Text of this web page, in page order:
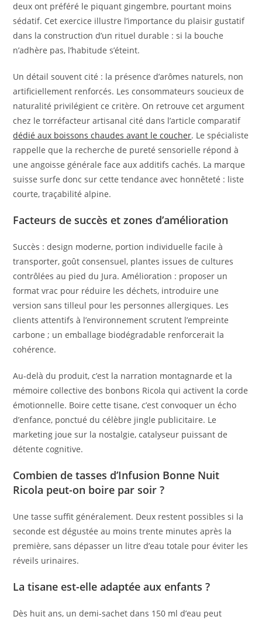
deux ont préféré le piquant gingembre, pourtant moins
sédatif. Cet exercice illustre l’importance du plaisir gustatif
dans la construction d’un rituel durable : si la bouche
n’adhère pas, l’habitude s’éteint.
Un détail souvent cité : la présence d’arômes naturels, non
artificiellement renforcés. Les consommateurs soucieux de
naturalité privilégient ce critère. On retrouve cet argument
chez le torréfacteur artisanal cité dans l’article comparatif
dédié aux boissons chaudes avant le coucher. Le spécialiste
rappelle que la recherche de pureté sensorielle répond à
une angoisse générale face aux additifs cachés. La marque
suisse surfe donc sur cette tendance avec honnêteté : liste
courte, traçabilité alpine.
Facteurs de succès et zones d’amélioration
Succès : design moderne, portion individuelle facile à
transporter, goût consensuel, plantes issues de cultures
contrôlées au pied du Jura. Amélioration : proposer un
format vrac pour réduire les déchets, introduire une
version sans tilleul pour les personnes allergiques. Les
clients attentifs à l’environnement scrutent l’empreinte
carbone ; un emballage biodégradable renforcerait la
cohérence.
Au-delà du produit, c’est la narration montagnarde et la
mémoire collective des bonbons Ricola qui activent la corde
émotionnelle. Boire cette tisane, c’est convoquer un écho
d’enfance, ponctué du célèbre jingle publicitaire. Le
marketing joue sur la nostalgie, catalyseur puissant de
détente cognitive.
Combien de tasses d’Infusion Bonne Nuit
Ricola peut-on boire par soir ?
Une tasse suffit généralement. Deux restent possibles si la
seconde est dégustée au moins trente minutes après la
première, sans dépasser un litre d’eau totale pour éviter les
réveils urinaires.
La tisane est-elle adaptée aux enfants ?
Dès huit ans, un demi-sachet dans 150 ml d’eau peut